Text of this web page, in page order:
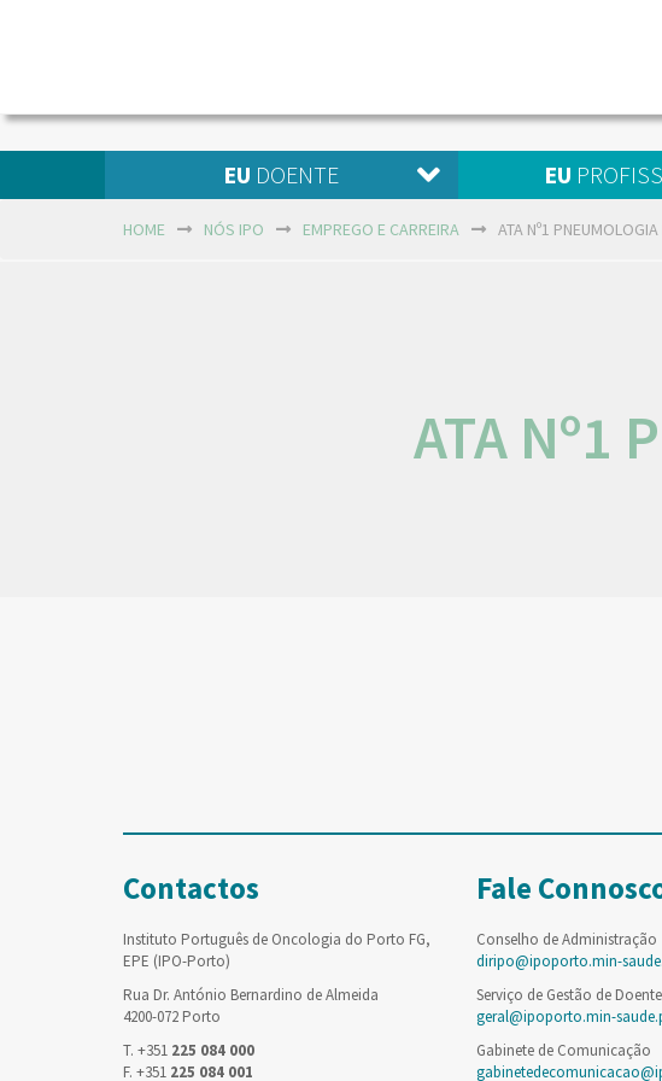
EU DOENTE EU
HOME NÓS IPO EMPREGO E CARREIRA ATA Nº1
ATA Nº1
Contactos
Instituto Português de Oncologia do Porto FG,
EPE (IPO-Porto)
Rua Dr. António Bernardino de Almeida
4200-072 Porto
T. +351 225 084 000
F. +351 225 084 001
Fale
Conselho de Administração
diripo@ipoporto.min-
Serviço de Gestão de
geral@ipoporto.min-
Gabinete de Comunicação